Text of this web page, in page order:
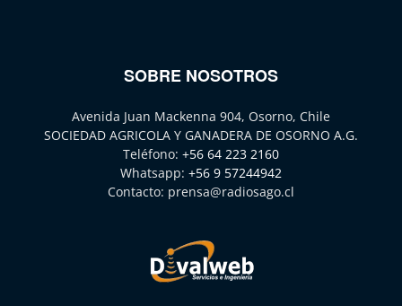
SOBRE NOSOTROS
Avenida Juan Mackenna 904, Osorno, Chile
SOCIEDAD AGRICOLA Y GANADERA DE OSORNO A.G.
Teléfono: +56 64 223 2160
Whatsapp: +56 9 57244942
Contacto: prensa@radiosago.cl